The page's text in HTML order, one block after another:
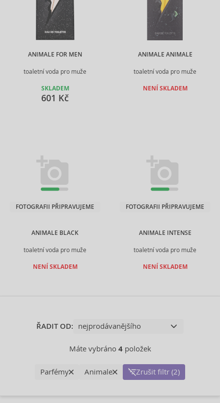
ANIMALE FOR MEN
toaletní voda pro muže
SKLADEM
601 Kč
ANIMALE ANIMALE
toaletní voda pro muže
NENÍ SKLADEM
ANIMALE BLACK
toaletní voda pro muže
FOTOGRAFII PŘIPRAVUJEME
NENÍ SKLADEM
ANIMALE INTENSE
toaletní voda pro muže
FOTOGRAFII PŘIPRAVUJEME
NENÍ SKLADEM
ŘADIT OD:
Máte vybráno 4položek
Parfémy Animale Zrušit filtr (2)